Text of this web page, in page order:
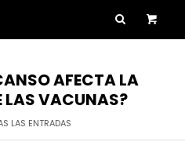
AFECTA LA
LAS VACUNAS?
LAS ENTRADAS